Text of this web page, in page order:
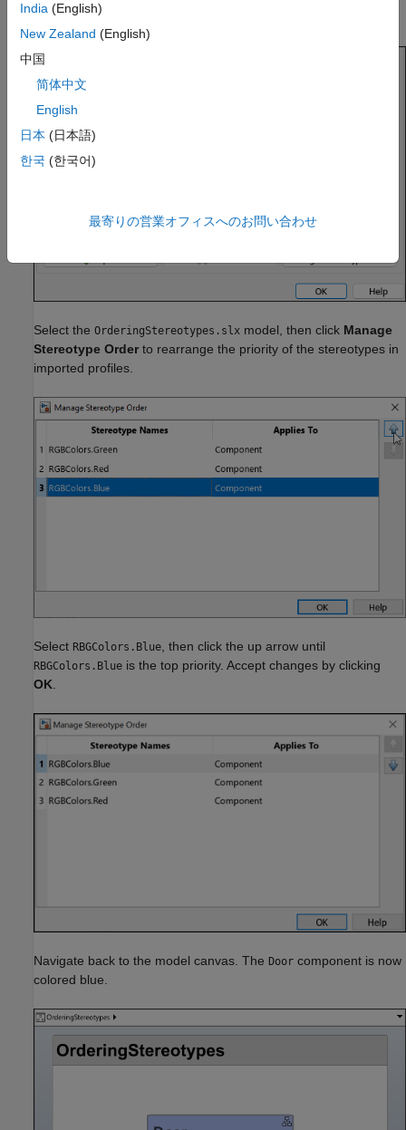
Profile Editor
Select the OrderingStereotypes.slx model, then click Manage
Stereotype Order to rearrange the priority of the stereotypes in
imported profiles.
Select RBGColors.Blue , then click the up arrow until
RBGColors.Blue is the top priority. Accept changes by clicking
OK
Navigate back to the model canvas. The Door component is now
colored blue.
India (English)
New Zealand (English)
中国
简体中文
English
日本 (日本語)
한국 (한국어)
最寄りの営業オフィスへのお問い合わせ